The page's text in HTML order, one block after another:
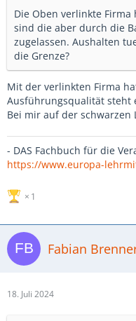
Die Oben verlinkte
sind die aber durch die
zugelassen. Aushalten
die Grenze?
Mit der verlinkten Firma
Ausführungsqualität steht
Bei mir auf der
- DAS Fachbuch für die
https://www.europa-
1
Fabian
18. Juli 2024